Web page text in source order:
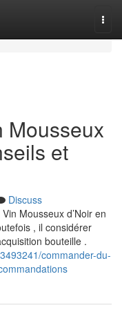
Mousseux
et
Discuss
Mousseux d’Noir en
, il considérer
bouteille .
commander-du-